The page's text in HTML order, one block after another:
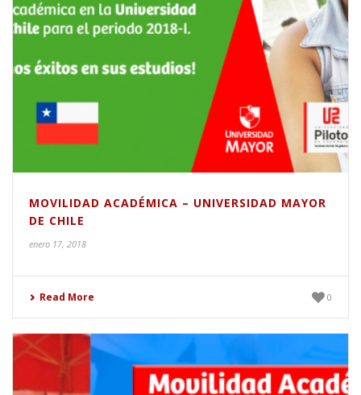
MOVILIDAD ACADÉMICA – UNIVERSIDAD MAYOR
DE CHILE
enero 17, 2018
Read More 0